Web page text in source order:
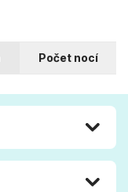
Počet nocí